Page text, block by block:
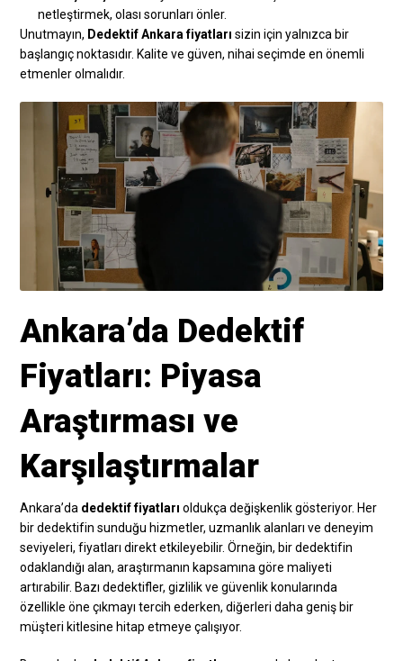
netleştirmek, olası sorunları önler.
Unutmayın, Dedektif Ankara fiyatları sizin için yalnızca bir
başlangıç noktasıdır. Kalite ve güven, nihai seçimde en önemli
etmenler olmalıdır.
Ankara’da Dedektif
Fiyatları: Piyasa
Araştırması ve
Karşılaştırmalar
Ankara’da dedektif fiyatları oldukça değişkenlik gösteriyor. Her
bir dedektifin sunduğu hizmetler, uzmanlık alanları ve deneyim
seviyeleri, fiyatları direkt etkileyebilir. Örneğin, bir dedektifin
odaklandığı alan, araştırmanın kapsamına göre maliyeti
artırabilir. Bazı dedektifler, gizlilik ve güvenlik konularında
özellikle öne çıkmayı tercih ederken, diğerleri daha geniş bir
müşteri kitlesine hitap etmeye çalışıyor.